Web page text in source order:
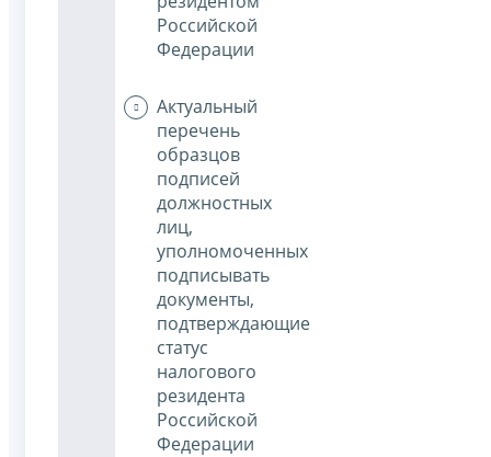
Российской
Федерации
Актуальный
перечень
образцов
подписей
должностных
лиц,
уполномоченных
подписывать
документы,
подтверждающие
статус
налогового
резидента
Российской
Федерации